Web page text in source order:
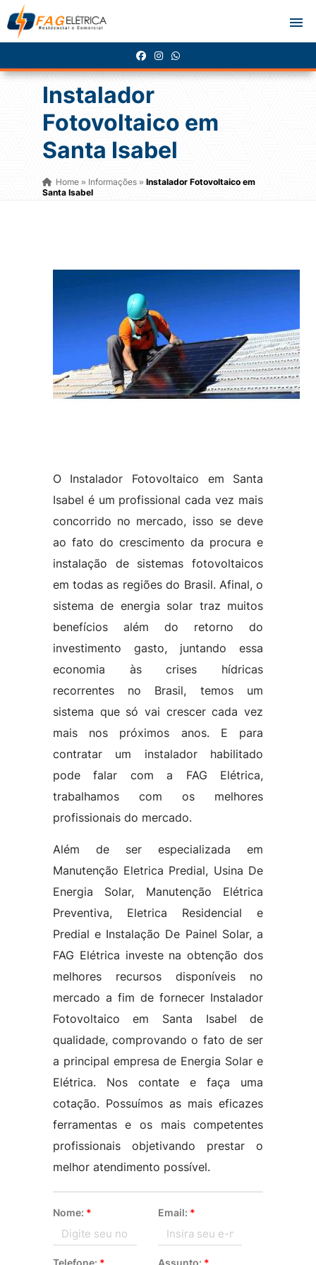
Instalador
Fotovoltaico em
Santa Isabel
Home» Informações » Instalador Fotovoltaico em
Santa Isabel
O Instalador Fotovoltaico em Santa
Isabel é um profissional cada vez mais
concorrido no mercado, isso se deve
ao fato do crescimento da procura e
instalação de sistemas fotovoltaicos
em todas as regiões do Brasil. Afinal, o
sistema de energia solar traz muitos
benefícios além do retorno do
investimento gasto, juntando essa
economia às crises hídricas
recorrentes no Brasil, temos um
sistema que só vai crescer cada vez
mais nos próximos anos. E para
contratar um instalador habilitado
pode falar com a FAG Elétrica,
trabalhamos com os melhores
profissionais do mercado.
Além de ser especializada em
Manutenção Eletrica Predial, Usina De
Energia Solar, Manutenção Elétrica
Preventiva, Eletrica Residencial e
Predial e Instalação De Painel Solar, a
FAG Elétrica investe na obtenção dos
melhores recursos disponíveis no
mercado a fim de fornecer Instalador
Fotovoltaico em Santa Isabel de
qualidade, comprovando o fato de ser
a principal empresa de Energia Solar e
Elétrica. Nos contate e faça uma
cotação. Possuímos as mais eficazes
ferramentas e os mais competentes
profissionais objetivando prestar o
melhor atendimento possível.
Nome: * Email: *
Telefone: * Assunto: *